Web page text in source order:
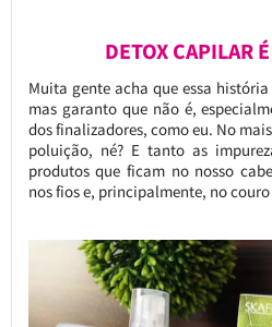
DETOX CAPILAR
Muita gente acha que essa
mas garanto que não é,
dos finalizadores, como eu. No
poluição, né? E tanto as
produtos que ficam no nosso
nos fios e, principalmente, no